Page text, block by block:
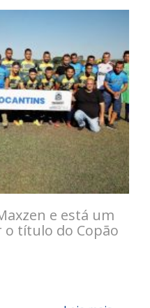
e está um
o título do Copão